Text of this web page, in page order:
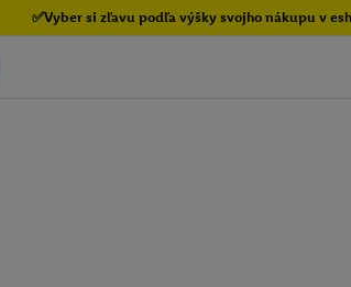
✅Vyber si zľavu podľa výšky svojho nákupu v